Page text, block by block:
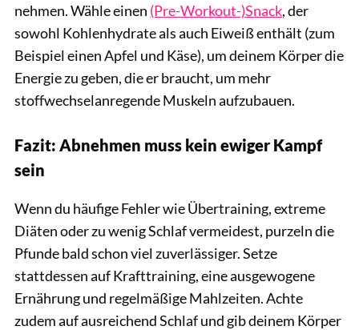
nehmen. Wähle einen (Pre-Workout-)Snack, der
sowohl Kohlenhydrate als auch Eiweiß enthält (zum
Beispiel einen Apfel und Käse), um deinem Körper die
Energie zu geben, die er braucht, um mehr
stoffwechselanregende Muskeln aufzubauen.
Fazit: Abnehmen muss kein ewiger Kampf
sein
Wenn du häufige Fehler wie Übertraining, extreme
Diäten oder zu wenig Schlaf vermeidest, purzeln die
Pfunde bald schon viel zuverlässiger. Setze
stattdessen auf Krafttraining, eine ausgewogene
Ernährung und regelmäßige Mahlzeiten. Achte
zudem auf ausreichend Schlaf und gib deinem Körper